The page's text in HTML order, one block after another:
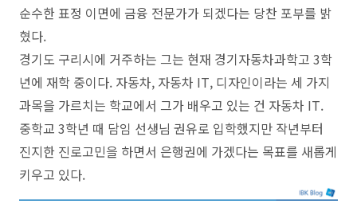
순수한 표정 이면에 금융 전문가가 되겠다는 당찬 포부를 밝
혔다.
경기도 구리시에 거주하는 그는 현재 경기자동차과학고 3학
년에 재학 중이다. 자동차, 자동차 IT, 디자인이라는 세 가지
과목을 가르치는 학교에서 그가 배우고 있는 건 자동차 IT.
중학교 3학년 때 담임 선생님 권유로 입학했지만 작년부터
진지한 진로고민을 하면서 은행권에 가겠다는 목표를 새롭게
키우고 있다.